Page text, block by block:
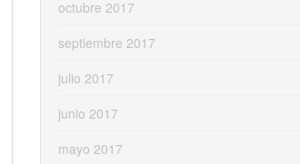
octubre 2017
septiembre 2017
julio 2017
junio 2017
mayo 2017